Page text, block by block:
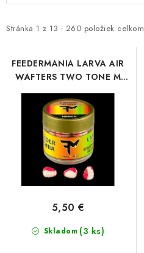
TAŠKY A PÚZDRA
PRETEKÁRSKE SEDAČKY
NA STUDENÚ VODU
DARČEKOVÝ POUKAZ
OBCHODNÉ PODMIENKY
i
p
Stránka 1 z 13 - 260 položiek celkom
e
FEEDERMANIA LARVA AIR
WAFTERS TWO TONE M
Skladom (3 ks)
5,50 €